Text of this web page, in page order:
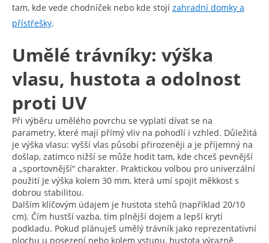
tam, kde vede chodníček nebo kde stojí zahradní domky a
přístřešky.
Umělé trávníky: výška
vlasu, hustota a odolnost
proti UV
Při výběru umělého povrchu se vyplatí dívat se na
parametry, které mají přímý vliv na pohodlí i vzhled. Důležitá
je výška vlasu: vyšší vlas působí přirozeněji a je příjemný na
došlap, zatímco nižší se může hodit tam, kde chceš pevnější
a „sportovnější“ charakter. Praktickou volbou pro univerzální
použití je výška kolem 30 mm, která umí spojit měkkost s
dobrou stabilitou.
Dalším klíčovým údajem je hustota stehů (například 20/10
cm). Čím hustší vazba, tím plnější dojem a lepší krytí
podkladu. Pokud plánuješ umělý trávník jako reprezentativní
plochu u posezení nebo kolem vstupu, hustota výrazně